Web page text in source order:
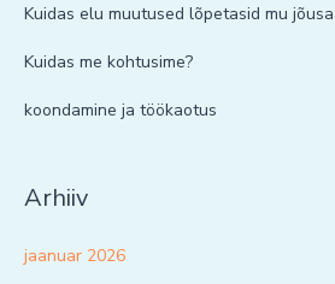
Kuidas elu muutused lõpetasid mu
Kuidas me kohtusime?
koondamine ja töökaotus
Arhiiv
jaanuar 2026